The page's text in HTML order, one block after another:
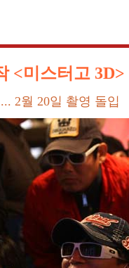
<미스터고
2월 20일 촬영 돌입